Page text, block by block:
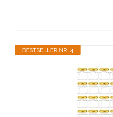
BESTSELLER NR. 4